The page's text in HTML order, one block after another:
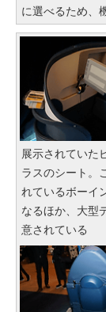
に選べるため、
展示されていた
ラスのシート。
れているボーイ
なるほか、大型
意されている